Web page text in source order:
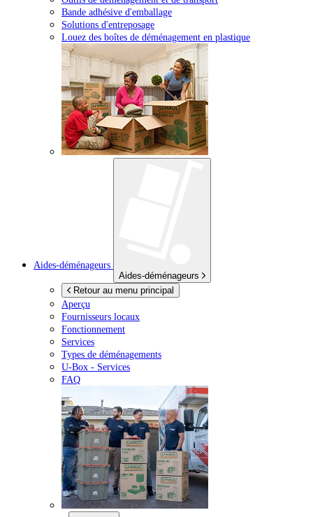
Bande adhésive d'emballage
Solutions d'entreposage
Louez des boîtes de déménagement en plastique
Aides-déménageurs
Aides-déménageurs
Retour au menu principal
Aperçu
Fournisseurs locaux
Fonctionnement
Services
Types de déménagements
U-Box - Services
FAQ